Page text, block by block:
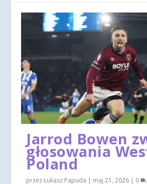
Jarrod Bowen
głosowania
Poland
przezŁukasz Papuda | maj 21, 2026 | 0